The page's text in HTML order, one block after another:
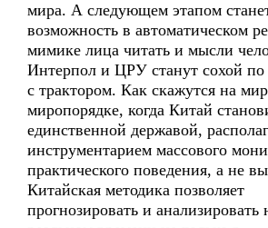
мира. А следующем этапом
возможность в автоматическом
мимике лица читать и мысли
Интерпол и ЦРУ станут сохой
с трактором. Как скажутся на
миропорядке, когда Китай
единственной державой,
инструментарием массового
практического поведения, а не
Китайская методика позволяет
прогнозировать и анализировать